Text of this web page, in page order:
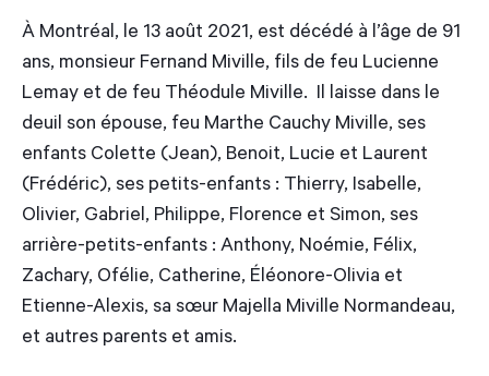
À Montréal, le 13 août 2021, est décédé à l’âge de 91
ans, monsieur Fernand Miville, fils de feu Lucienne
Lemay et de feu Théodule Miville. Il laisse dans le
deuil son épouse, feu Marthe Cauchy Miville, ses
enfants Colette (Jean), Benoit, Lucie et Laurent
(Frédéric), ses petits-enfants : Thierry, Isabelle,
Olivier, Gabriel, Philippe, Florence et Simon, ses
arrière-petits-enfants : Anthony, Noémie, Félix,
Zachary, Ofélie, Catherine, Éléonore-Olivia et
Etienne-Alexis, sa sœur Majella Miville Normandeau,
et autres parents et amis.